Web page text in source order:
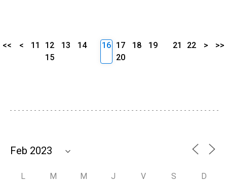
<< < 11 12 13
14
15
16 17 18
19
20
21 22 > >>
L M M J V S D